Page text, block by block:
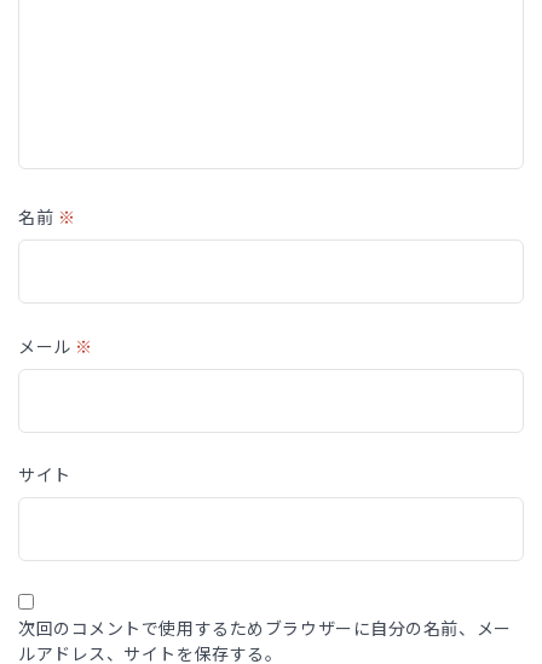
名前 ※
メール ※
サイト
次回のコメントで使用するためブラウザーに自分の名前、メー
ルアドレス、サイトを保存する。